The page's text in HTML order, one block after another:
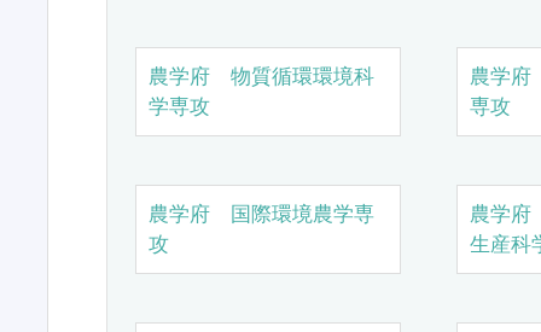
農学府 物質循環環境科
学専攻
農学
専攻
農学府 国際環境農学専
攻
農学
生産科